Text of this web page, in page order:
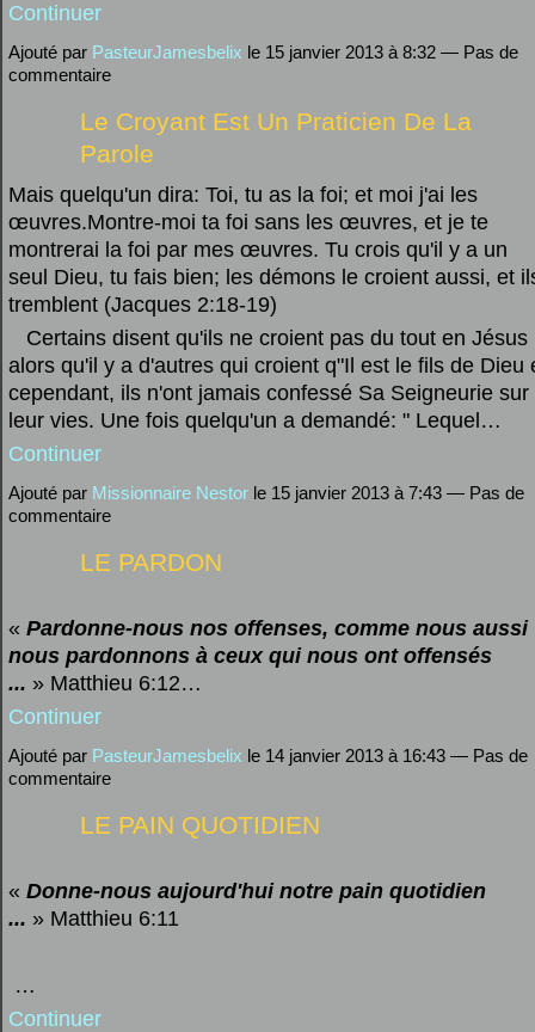
Continuer
Ajouté par PasteurJamesbelix le 15 janvier 2013 à 8:32 — Pas de
commentaire
Le Croyant Est Un Praticien De La
Parole
Mais quelqu'un dira: Toi, tu as la foi; et moi j'ai les
œuvres.Montre-moi ta foi sans les œuvres, et je te
montrerai la foi par mes œuvres. Tu crois qu'il y a un
seul Dieu, tu fais bien; les démons le croient aussi, et
tremblent (Jacques 2:18-19)
Certains disent qu'ils ne croient pas du tout en Jésus
alors qu'il y a d'autres qui croient q"Il est le fils de Dieu
cependant, ils n'ont jamais confessé Sa Seigneurie sur
leur vies. Une fois quelqu'un a demandé: " Lequel…
Continuer
Ajouté par Missionnaire Nestor le 15 janvier 2013 à 7:43 — Pas de
commentaire
LE PARDON
« Pardonne-nous nos offenses, comme nous aussi
nous pardonnons à ceux qui nous ont offensés
... » Matthieu 6:12…
Continuer
Ajouté par PasteurJamesbelix le 14 janvier 2013 à 16:43 — Pas de
commentaire
LE PAIN QUOTIDIEN
« Donne-nous aujourd'hui notre pain quotidien
... » Matthieu 6:11
…
Continuer